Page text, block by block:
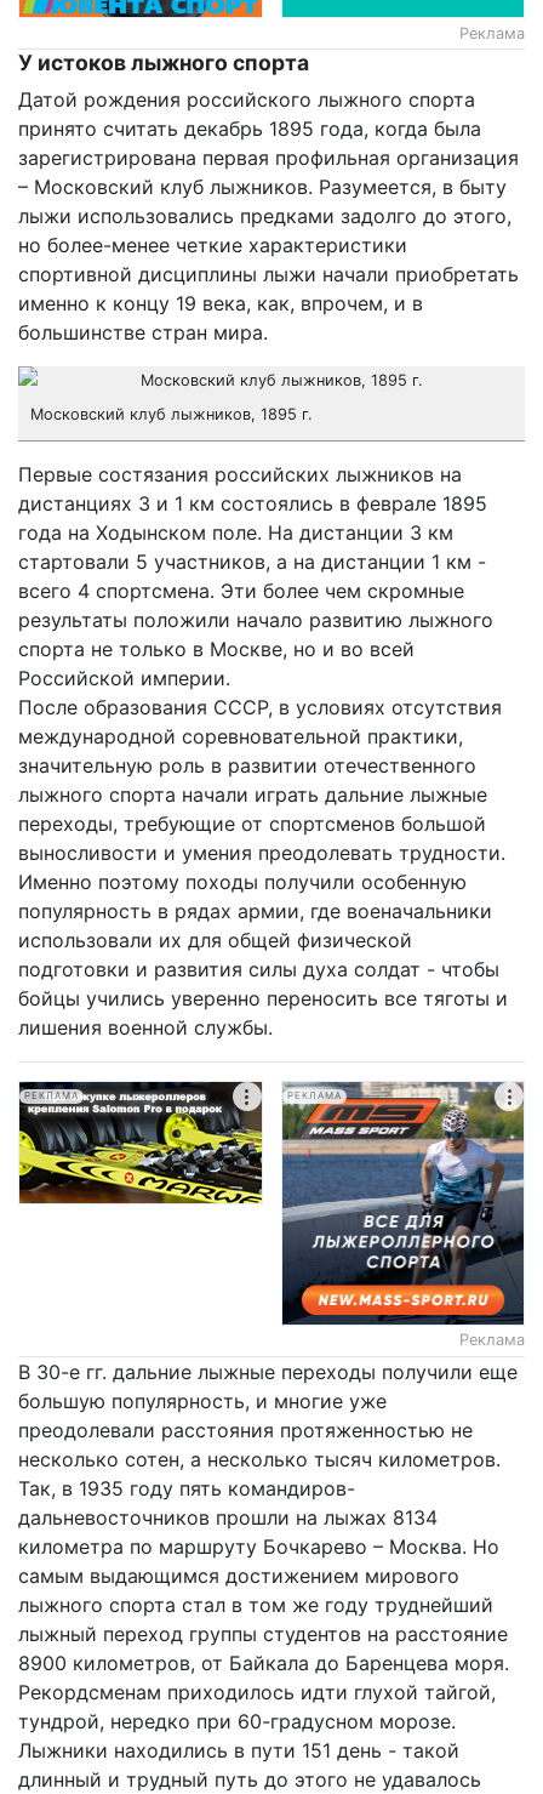
Реклама
У истоков лыжного спорта
Датой рождения российского лыжного спорта
принято считать декабрь 1895 года, когда была
зарегистрирована первая профильная организация
– Московский клуб лыжников. Разумеется, в быту
лыжи использовались предками задолго до этого,
но более-менее четкие характеристики
спортивной дисциплины лыжи начали приобретать
именно к концу 19 века, как, впрочем, и в
большинстве стран мира.
Московский клуб лыжников, 1895 г.
Первые состязания российских лыжников на
дистанциях 3 и 1 км состоялись в феврале 1895
года на Xодынском поле. На дистанции 3 км
стартовали 5 участников, а на дистанции 1 км -
всего 4 спортсмена. Эти более чем скромные
результаты положили начало развитию лыжного
спорта не только в Москве, но и во всей
Российской империи.
После образования СССР, в условиях отсутствия
международной соревновательной практики,
значительную роль в развитии отечественного
лыжного спорта начали играть дальние лыжные
переходы, требующие от спортсменов большой
выносливости и умения преодолевать трудности.
Именно поэтому походы получили особенную
популярность в рядах армии, где военачальники
использовали их для общей физической
подготовки и развития силы духа солдат - чтобы
бойцы учились уверенно переносить все тяготы и
лишения военной службы.
РЕКЛАМА РЕКЛАМА
Реклама
В 30-е гг. дальние лыжные переходы получили еще
большую популярность, и многие уже
преодолевали расстояния протяженностью не
несколько сотен, а несколько тысяч километров.
Так, в 1935 году пять командиров-
дальневосточников прошли на лыжах 8134
километра по маршруту Бочкарево – Москва. Но
самым выдающимся достижением мирового
лыжного спорта стал в том же году труднейший
лыжный переход группы студентов на расстояние
8900 километров, от Байкала до Баренцева моря.
Рекордсменам приходилось идти глухой тайгой,
тундрой, нередко при 60-градусном морозе.
Лыжники находились в пути 151 день - такой
длинный и трудный путь до этого не удавалось